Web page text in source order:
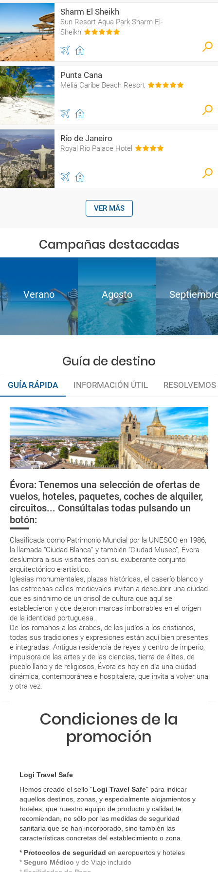
Sharm El Sheikh
Sun Resort Aqua Park Sharm El-
Sheikh
Punta Cana
Meliá Caribe Beach Resort
Río de Janeiro
Royal Rio Palace Hotel
VER MÁS
Campañas destacadas
Verano Agosto
Guía de destino
GUÍA RÁPIDA INFORMACIÓN ÚTIL
Évora: Tenemos una selección de ofertas de
vuelos, hoteles, paquetes, coches de alquiler,
circuitos... Consúltalas todas pulsando un
botón:
Clasificada como Patrimonio Mundial por la UNESCO en 1986,
la llamada “Ciudad Blanca” y también “Ciudad Museo”, Évora
deslumbra a sus visitantes con su exuberante conjunto
arquitectónico e artístico.
Iglesias monumentales, plazas históricas, el caserío blanco y
las estrechas calles medievales invitan a descubrir una ciudad
que es sinónimo de un crisol de cultura que aquí se
establecieron y que dejaron marcas imborrables en el origen
de la identidad portuguesa.
De los romanos a los árabes, de los judíos a los cristianos,
todas sus tradiciones y expresiones están aquí bien presentes
e integradas. Antigua residencia de reyes y centro de imperio,
impulsora de las artes y de las ciencias, tierra de élites, de
pueblo llano y de religiosos, Évora es hoy en día una ciudad
dinámica, contemporánea e hospitalera, que invita a volver una
y otra vez.
Organiza tu viaje
¿Cómo llegar?
¿Dónde alojarse?
Documentación y descuentos
Asistencia Sanitaria
El Alentejo es para vivir experiencias
La documentación de tu reserva te será enviada por mail en el
momento que el pago de la reserva esté realizado completamente.
Respecto a las tarjetas de embarque, casi todas las compañías aéreas
tienen ya todos sus billetes electrónicos por lo que podrás obtenerlas
in por su web.
Eso sí, deberás estar atento si viajas con una compañía low cost, debido
a que muchas de ellas exigen la presentación de la tarjeta de embarque
(que deberás realizar a través de su web) para que no te carguen un
suplemento extra en el mismo aeropuerto.
En caso de tener que enviarte la documentación de un paquete
vacacional (Caribe, circuitos, tours...) te enviaremos la documentación
de tu reserva alrededor de 10 días antes de salida, la cual deberás
imprimir y llevar contigo en el viaje.
Esta documentación te será requerida en el mostrador de la compañía
aérea a la hora de realizar el check-in el día de la salida.
MODIFICACIÓN ó CANCELACIÓN ¿Puedo anular o
modificar una reserva del viaje? ¿Qué gastos puede
generar una anulación o modificación del viaje?
¿Qué caducidad debe tener mi pasaporte para ir
a...?
RESERVAR ¿Cómo puedo reservar un viaje de
paquete vacacional en la página web?
quedado de pendiente de confirmación ¿Cómo
sabré si se confirma el viaje?
¿Cómo sé si hay plazas disponibles en el viaje que
quiero al hacer mi solicitud de reserva?
Si tengo los traslados incluidos, ¿dónde debo
dirigirme?
Condiciones de la
promoción
Logi Travel Safe
Hemos creado el sello "Logi Travel Safe" para indicar
aquellos destinos, zonas, y especialmente alojamientos y
hoteles, que nuestro equipo de producto y calidad te
recomiendan, no sólo por las medidas de seguridad
sanitaria que se han incorporado, sino también las
características concretas del establecimiento o zona.
* Protocolos de seguridad en aeropuertos y hoteles
* Seguro Médico y de Viaje incluido